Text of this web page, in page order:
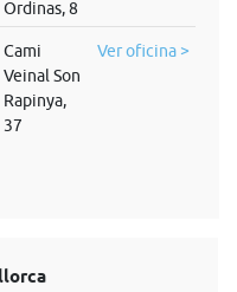
Ordinas, 8
Cami
Veinal Son
Rapinya,
37
Ver oficina >